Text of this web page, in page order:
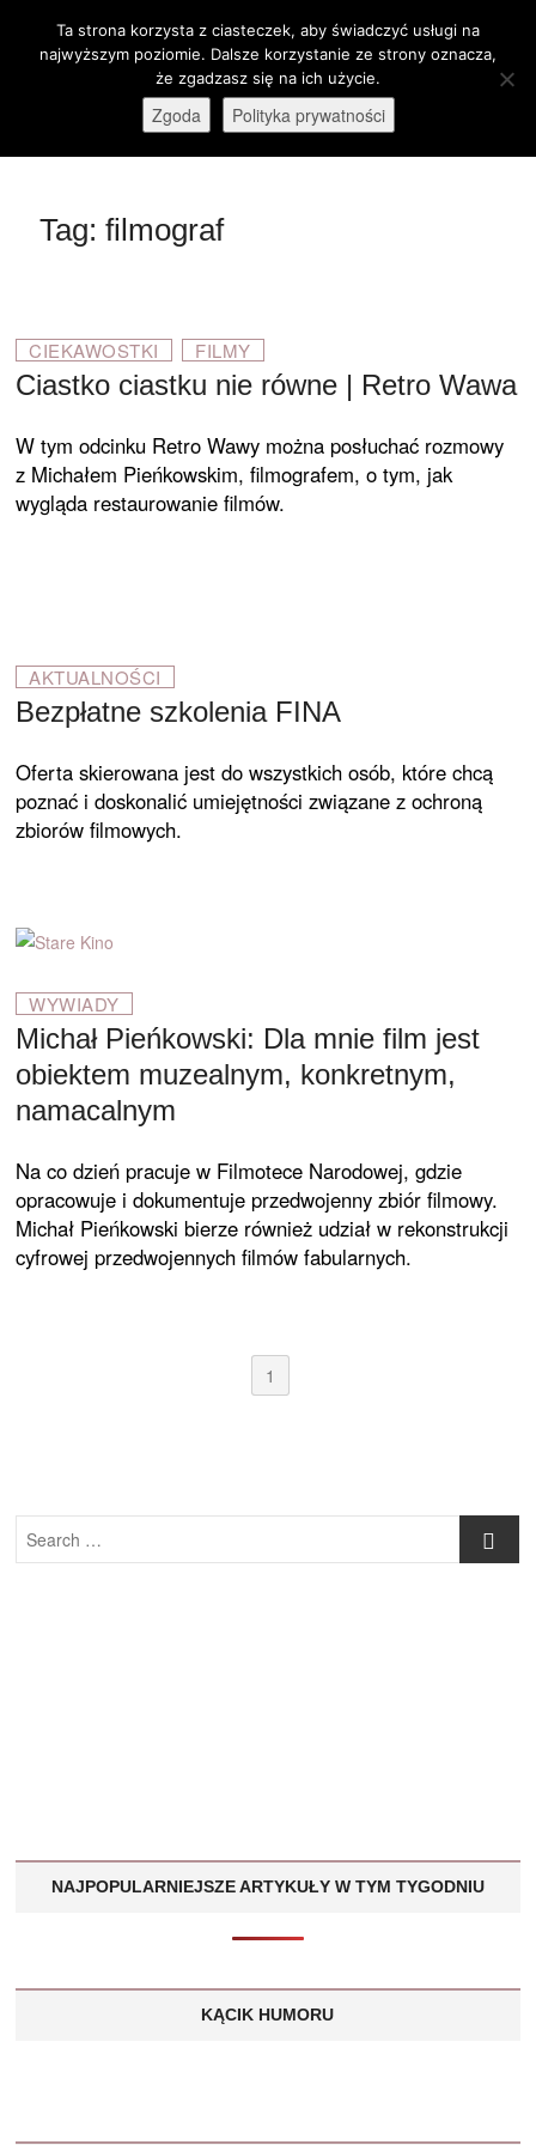
Otwórz pasek narzędzi
stare-kino.pl
ZAPRASZAMY
M
e
B
Tag:filmograf
CIEKAWOSTKI FILMY
Ciastko ciastku nie równe | Retro Wawa
W tym odcinku Retro Wawy można posłuchać rozmowy
z Michałem Pieńkowskim, filmografem, o tym, jak
wygląda restaurowanie filmów.
AKTUALNOŚCI
Bezpłatne szkolenia FINA
Oferta skierowana jest do wszystkich osób, które chcą
poznać i doskonalić umiejętności związane z ochroną
zbiorów filmowych.
WYWIADY
Michał Pieńkowski: Dla mnie film jest
obiektem muzealnym, konkretnym,
namacalnym
Na co dzień pracuje w Filmotece Narodowej, gdzie
opracowuje i dokumentuje przedwojenny zbiór filmowy.
Michał Pieńkowski bierze również udział w rekonstrukcji
cyfrowej przedwojennych filmów fabularnych.
1
Search
…
NAJPOPULARNIEJSZE ARTYKUŁY W TYM TYGODNIU
KĄCIK HUMORU
Ta strona korzysta z ciasteczek, aby świadczyć usługi na
najwyższym poziomie. Dalsze korzystanie ze strony oznacza,
że zgadzasz się na ich użycie.
Zgoda Polityka prywatności